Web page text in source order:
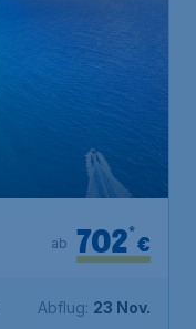
€
702*
ab
Abflug: 23 Nov.